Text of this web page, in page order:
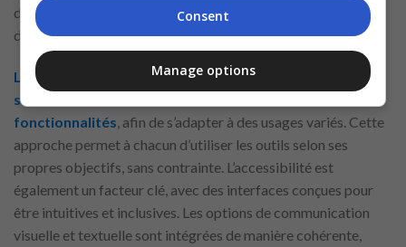
de privilégier la qualité des échanges et la pertinence des
discussions.
Les plateformes de communication actuelles
s’efforcent de maintenir une neutralité dans leurs
fonctionnalités, afin de s’adapter à des usages variés. Cette
approche permet à chacun d’utiliser les outils selon ses
propres objectifs, sans contrainte. L’accessibilité est
également un facteur clé, avec des interfaces conçues pour
être intuitives et inclusives. Les options de communication
visuelle et textuelle sont intégrées de manière cohérente,
Consent
Manage options